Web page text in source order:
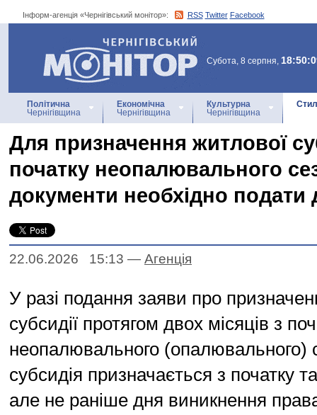
Інформ-агенція «Чернігівський монітор»: RSS Twitter Facebook
Інформ-агенція
«Чернігівський монітор»
Субота, 8 серпня,
Політична
Чернігівщина
Економічна
Чернігівщина
Культурна
Чернігівщина
Для призначення житлової
початку неопалювального
документи необхідно подати
22.06.2026 15:13 — Агенцiя
У разі подання заяви про
субсидії протягом двох місяців з
неопалювального (опалювального)
субсидія призначається з початку
але не раніше дня виникнення